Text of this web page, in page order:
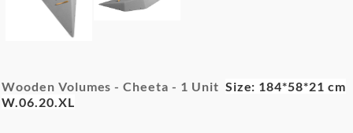
Wooden Volumes - Cheeta - 1 Unit Size: 184*58*21 cm
W.06.20.XL